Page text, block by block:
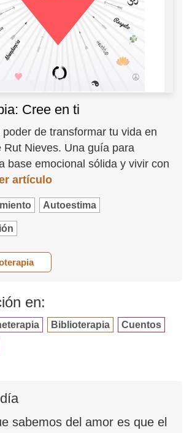
Cree en ti
de transformar tu vida en
Rut Nieves. Una guía para
base emocional sólida y vivir con
artículo
Autoestima
en:
Biblioterapia Cuentos
sabemos del amor es que el